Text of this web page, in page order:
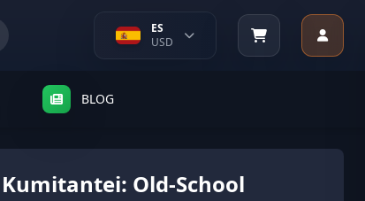
ES
USD
BLOG
Kumitantei: Old-School